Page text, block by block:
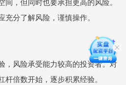
分了解风险，谨慎操作。
，风险承受能力较高的投资者。对
倍数开始，逐步积累经验。